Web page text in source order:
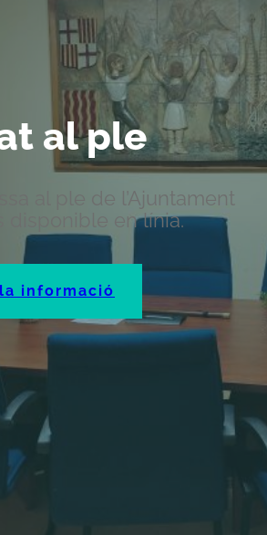
al ple
al ple de l’Ajuntament
disponible en línia.
informació